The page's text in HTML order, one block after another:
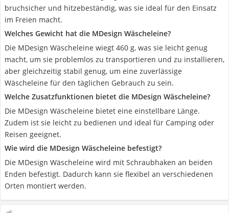
bruchsicher und hitzebeständig, was sie ideal für den Einsatz
im Freien macht.
Welches Gewicht hat die MDesign Wäscheleine?
Die MDesign Wäscheleine wiegt 460 g, was sie leicht genug
macht, um sie problemlos zu transportieren und zu installieren,
aber gleichzeitig stabil genug, um eine zuverlässige
Wäscheleine für den täglichen Gebrauch zu sein.
Welche Zusatzfunktionen bietet die MDesign Wäscheleine?
Die MDesign Wäscheleine bietet eine einstellbare Länge.
Zudem ist sie leicht zu bedienen und ideal für Camping oder
Reisen geeignet.
Wie wird die MDesign Wäscheleine befestigt?
Die MDesign Wäscheleine wird mit Schraubhaken an beiden
Enden befestigt. Dadurch kann sie flexibel an verschiedenen
Orten montiert werden.